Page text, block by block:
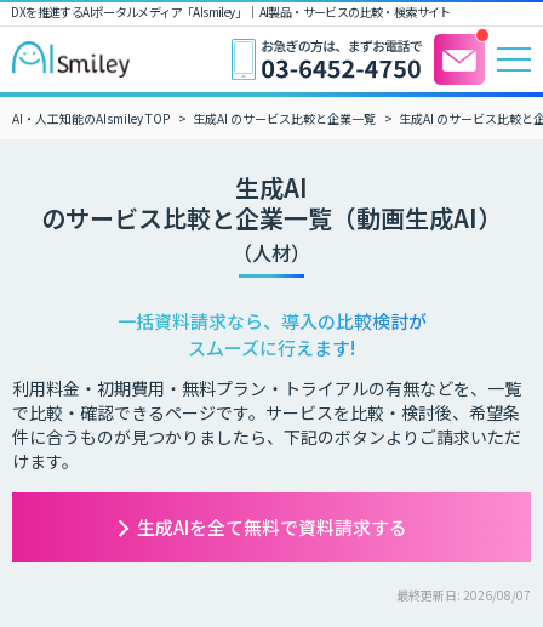
DXを推進するAIポータルメディア「AIsmiley」｜ AI製品・サービスの比較・検索サイト
AI・人工知能のAIsmiley TOP 生成AI のサービス比較と企業一覧 生成AI のサービス比較と
生成AI
のサービス比較と企業一覧（動画生成AI）
（人材）
一括資料請求なら、導入の比較検討が
スムーズに行えます!
利用料金・初期費用・無料プラン・トライアルの有無などを、一覧
で比較・確認できるページです。サービスを比較・検討後、希望条
件に合うものが見つかりましたら、下記のボタンよりご請求いただ
けます。
生成AIを全て無料で資料請求する
最終更新日: 2026/08/07